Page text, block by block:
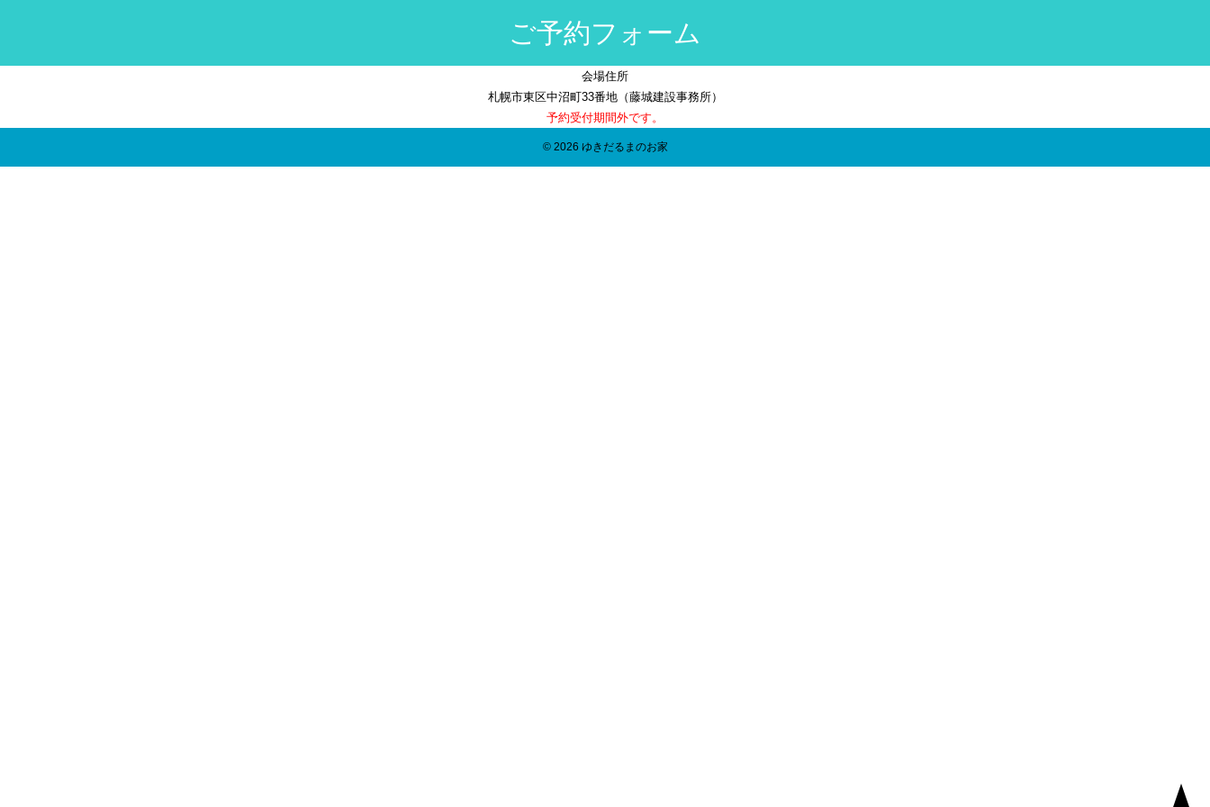
ご予約フォーム
会場住所
札幌市東区中沼町33番地（藤城建設事務所）
予約受付期間外です。
© 2026 ゆきだるまのお家